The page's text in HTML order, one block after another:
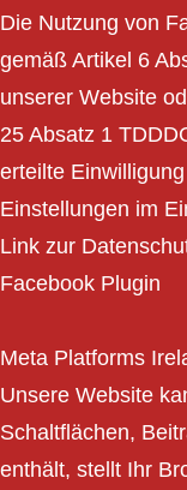
Die Nutzung von
gemäß Artikel 6
unserer Website
25 Absatz 1
erteilte
Einstellungen im
Link zur
Facebook Plugin
Meta Platforms
Unsere Website
Schaltflächen,
enthält, stellt Ihr